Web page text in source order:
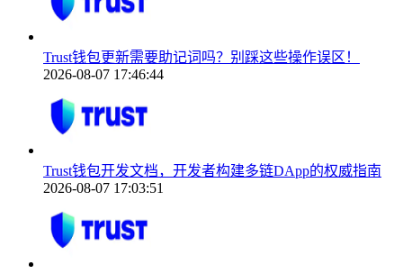
Trust钱包更新需要助记词吗？别踩这些操作误区！
2026-08-07 17:46:44
Trust钱包开发文档，开发者构建多链DApp的权威指南
2026-08-07 17:03:51